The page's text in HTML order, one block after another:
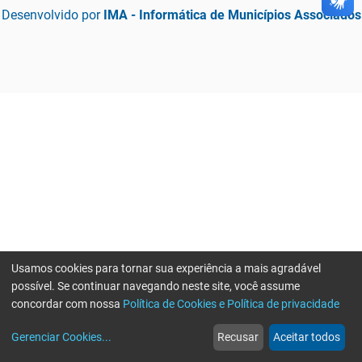
Desenvolvido por IMA - Informática de Municípios Associados
web
Notícias
more_horiz
Mais
Usamos cookies para tornar sua experiência a mais agradável
possível. Se continuar navegando neste site, você assume
concordar com nossa Política de Cookies e Política de privacidade
Gerenciar Cookies... Recusar Aceitar todos